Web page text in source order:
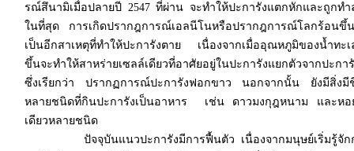
รณ์สึนามิเมื่อปลายปี 2547 ที่ผ่าน จะทำให้ปะการังแตกหักและถูกทำ
ในที่สุด การเกิดปรากฎการณ์เอลนีโนหรือปรากฎการณ์โลกร้อน
เป็นอีกสาเหตุที่ทำให้ปะการังตาย เนื่องจากเมื่ออุณหภูมิของน้ำทะเ
ขึ้นจะทำให้สาหร่ายเซลล์เดียวที่อาศัยอยู่ในปะการังแยกตัวจากปะกา
ซึ่งเรียกว่า ปรากฏการณ์ปะการังฟอกขาว นอกจากนั้น ยังมีสิ่งมี
หลายชนิดที่กินปะการังเป็นอาหาร เช่น ดาวมงกุฎหนาม และหอ
เดียวหลายชนิด
ปัจจุบันแนวปะการังมีการฟื้นตัว เนื่องจากมนุษย์เริ่มรู้จัก